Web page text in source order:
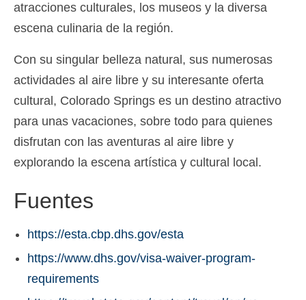
atracciones culturales, los museos y la diversa
escena culinaria de la región.
Con su singular belleza natural, sus numerosas
actividades al aire libre y su interesante oferta
cultural, Colorado Springs es un destino atractivo
para unas vacaciones, sobre todo para quienes
disfrutan con las aventuras al aire libre y
explorando la escena artística y cultural local.
Fuentes
https://esta.cbp.dhs.gov/esta
https://www.dhs.gov/visa-waiver-program-
requirements